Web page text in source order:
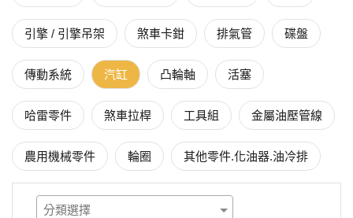
引擎 / 引擎吊架 煞車卡鉗 排氣管 碟盤
傳動系統 汽缸 凸輪軸 活塞
哈雷零件 煞車拉桿 工具組 金屬油壓管線
農用機械零件 輪圈 其他零件.化油器.油冷排